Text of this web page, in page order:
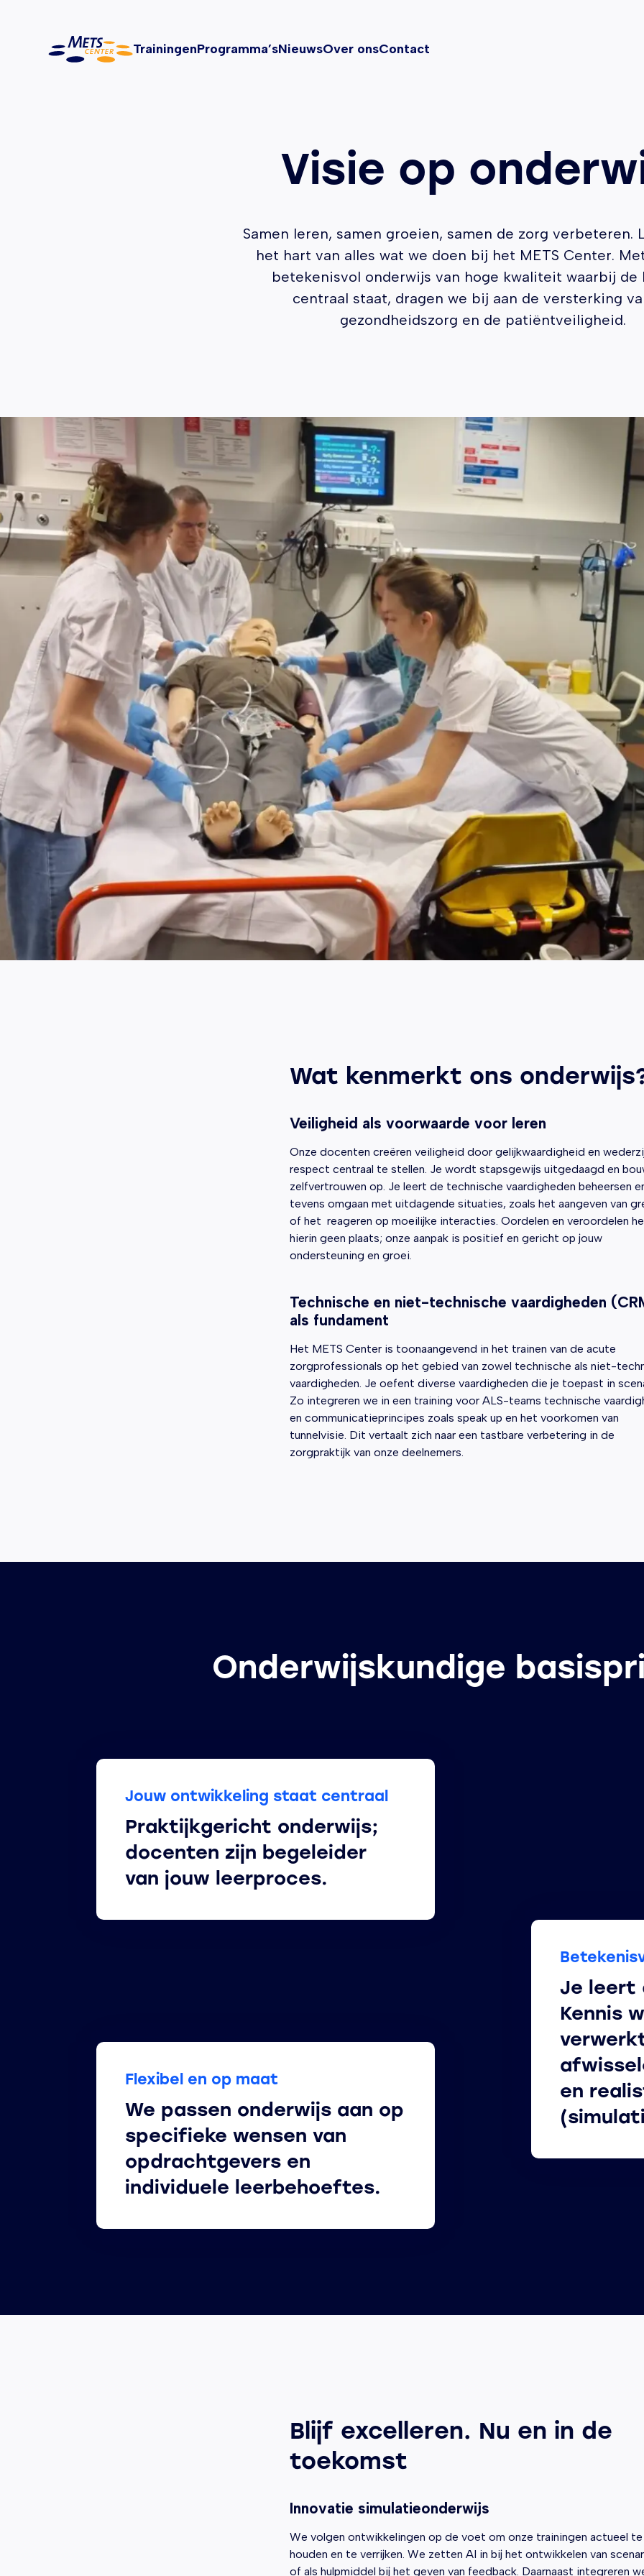
METS Center, terug naar de homepagina
TrainingenProgramma’sNieuwsOver onsContact
Visie op
Samen leren, samen groeien, samen de zorg verbeteren.
het hart van alles wat we doen bij het METS Center.
betekenisvol onderwijs van hoge kwaliteit waarbij de
centraal staat, dragen we bij aan de versterking
gezondheidszorg en de patiëntveiligheid.
Wat kenmerkt ons
Veiligheid als voorwaarde voor leren
Onze docenten creëren veiligheid door gelijkwaardigheid en
respect centraal testellen. Je wordt stapsgewijs uitgedaagd en
zelfvertrouwen op. Je leert de technische vaardigheden beheersen
tevens omgaan met uitdagende situaties, zoals het aangeven van
of het reageren op moeilijke interacties. Oordelen en veroordelen
hierin geen plaats; onze aanpak is positief en gericht op jouw
ondersteuning en groei.
Technische en niet-technische vaardigheden
als fundament
Het METS Center is toonaangevend in het trainen van de acute
zorgprofessionals op het gebied van zowel technische als niet-
vaardigheden. Je oefent diverse vaardigheden die je toepast in
Zo integreren we in een training voor ALS-teams technische
en communicatieprincipes zoals speak up en het voorkomen van
tunnelvisie. Dit vertaalt zich naar een tastbare verbetering in de
zorgpraktijk van onze deelnemers.
Onderwijskundige
Jouw ontwikkeling staat centraal
Praktijkgericht onderwijs;
docenten zijn begeleider
van jouw leerproces.
Je leert
Kennis
en
Flexibel en op maat
We passen onderwijs aan op
specifieke wensen van
opdrachtgevers en
individuele leerbehoeftes.
Blijf excelleren. Nu en in de
toekomst
Innovatie simulatieonderwijs
We volgen ontwikkelingen op de voet om onze trainingen actueel te
houden en te verrijken. We zetten AI in bij het ontwikkelen van
of als hulpmiddel bij het geven van feedback. Daarnaast integreren